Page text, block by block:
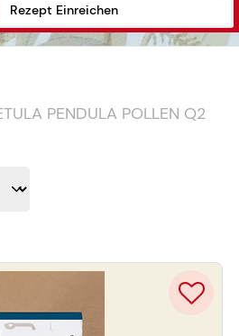
Rezept Einreichen
PENDULA POLLEN Q2